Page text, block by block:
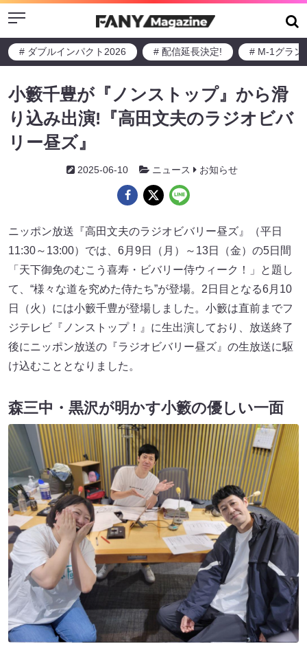
Menu
# ダブルインパクト2026 # 配信延長決定! # M-1グラン
小籔千豊が『ノンストップ』から滑
り込み出演!『高田文夫のラジオビバ
リー昼ズ』
2025-06-10 ニュース お知らせ
ニッポン放送『高田文夫のラジオビバリー昼ズ』（平日
11:30～13:00）では、6月9日（月）～13日（金）の5日間
「天下御免のむこう喜寿・ビバリー侍ウィーク！」と題し
て、“様々な道を究めた侍たち”が登場。2日目となる6月10
日（火）には小籔千豊が登場しました。小籔は直前までフ
ジテレビ『ノンストップ！』に生出演しており、放送終了
後にニッポン放送の『ラジオビバリー昼ズ』の生放送に駆
け込むこととなりました。
森三中・黒沢が明かす小籔の優しい一面